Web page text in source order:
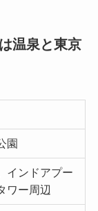
温泉と東京
園
インドアプー
ワー周辺